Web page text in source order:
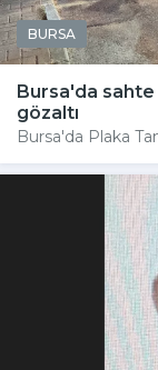
BURSA
Bursa'da sahte
gözaltı
Bursa'da Plaka